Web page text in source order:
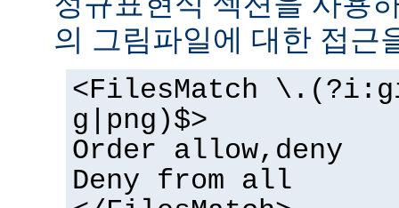
의 그림파일에 대한 접근
<FilesMatch
g|png)$>
Order allow,deny
Deny from all